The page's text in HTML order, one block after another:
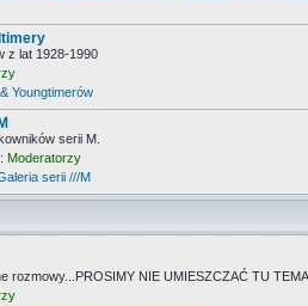
z lat 1928-1990
Youngtimerów
serii M.
Moderatorzy
serii ///M
rozmowy...PROSIMY NIE UMIESZCZAĆ TU